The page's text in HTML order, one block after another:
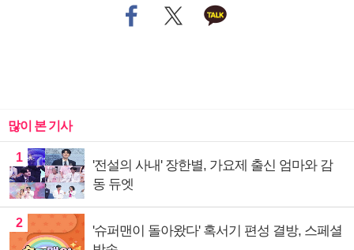
많이 본 기사
1
'전설의 사내' 장한별, 가요제 출신 엄마와 감
동 듀엣
2
'슈퍼맨이 돌아왔다' 혹서기 편성 결방, 스페셜